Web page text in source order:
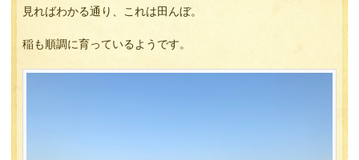
見ればわかる通り、これは田んぼ。
稲も順調に育っているようです。